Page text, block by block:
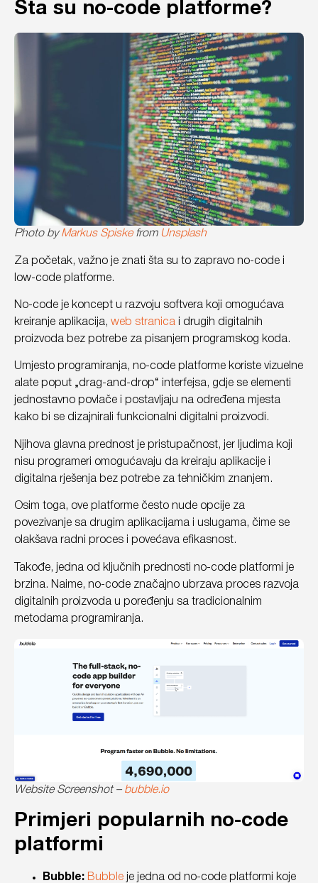
Šta su no-code platforme?
Photo by Markus Spiskefrom Unsplash
Za početak, važno je znati šta su to zapravo no-code i
low-code platforme.
No-code je koncept u razvoju softvera koji omogućava
kreiranje aplikacija, web stranica i drugih digitalnih
proizvoda bez potrebe za pisanjem programskog koda.
Umjesto programiranja, no-code platforme koriste vizuelne
alate poput „drag-and-drop“ interfejsa, gdje se elementi
jednostavno povlače i postavljaju na određena mjesta
kako bi se dizajnirali funkcionalni digitalni proizvodi.
Njihova glavna prednost je pristupačnost, jer ljudima koji
nisu programeri omogućavaju da kreiraju aplikacije i
digitalna rješenja bez potrebe za tehničkim znanjem.
Osim toga, ove platforme često nude opcije za
povezivanje sa drugim aplikacijama i uslugama, čime se
olakšava radni proces i povećava efikasnost.
Takođe, jedna od ključnih prednosti no-code platformi je
brzina. Naime, no-code značajno ubrzava proces razvoja
digitalnih proizvoda u poređenju sa tradicionalnim
metodama programiranja.
Website Screenshot – bubble.io
Primjeri popularnih no-code
platformi
Bubble: Bubble je jedna od no-code platformi koje